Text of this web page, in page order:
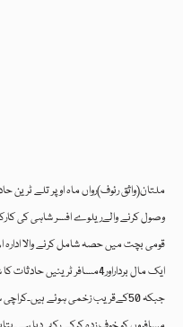
ملتان(واثق رئوف)رواں ماہ اوپر تلے ٹرین
وصول کرنے والےریلوے افسر شاہی کی
قومی بچت میں حصہ شامل کرنے والا
ایک مال برداراور4مسافر
جبکہ 50کےقریب زخمی ہوئے